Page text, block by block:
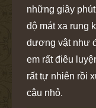
những giây
độ mát xa rung
dương vật như
em rất điêu
rất tự nhiên rồi
cậu nhỏ.